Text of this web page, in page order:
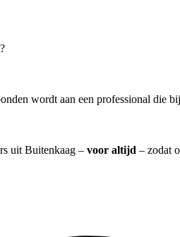
wordt aan een professional die
uit Buitenkaag – voor altijd – zodat